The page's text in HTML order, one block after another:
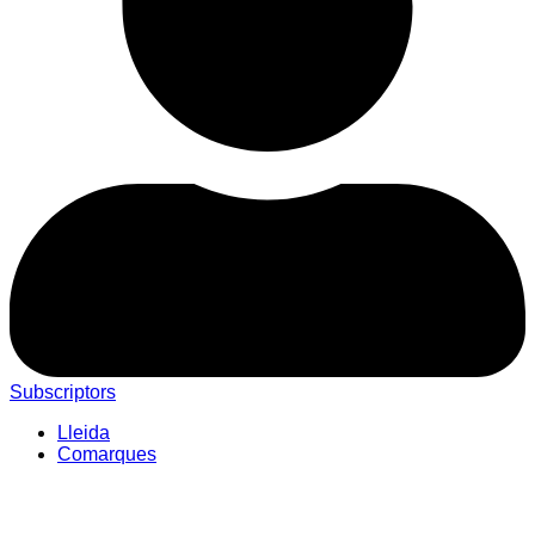
Subscriptors
Lleida
Comarques